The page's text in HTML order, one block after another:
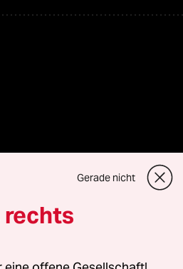
GmbH
Fragen oder für Genehmigungen
Gerade nicht
rechts